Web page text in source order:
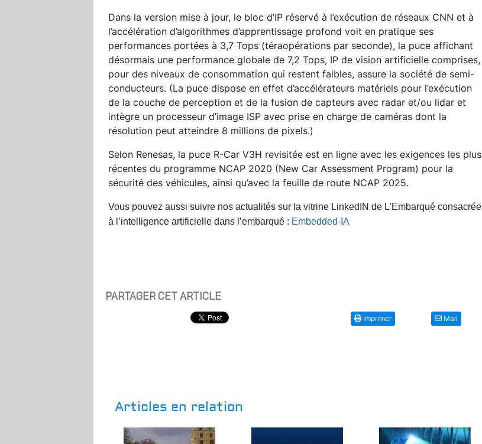
Dans la version mise à jour, le bloc d’IP réservé à l’exécution de réseaux CNN et à
l’accélération d’algorithmes d’apprentissage profond voit en pratique ses
performances portées à 3,7 Tops (téraopérations par seconde), la puce affichant
désormais une performance globale de 7,2 Tops, IP de vision artificielle comprises,
pour des niveaux de consommation qui restent faibles, assure la société de semi-
conducteurs. (La puce dispose en effet d’accélérateurs matériels pour l’exécution
de la couche de perception et de la fusion de capteurs avec radar et/ou lidar et
intègre un processeur d’image ISP avec prise en charge de caméras dont la
résolution peut atteindre 8 millions de pixels.)
Selon Renesas, la puce R-Car V3H revisitée est en ligne avec les exigences les plus
récentes du programme NCAP 2020 (New Car Assessment Program) pour la
sécurité des véhicules, ainsi qu’avec la feuille de route NCAP 2025.
Vous pouvez aussi suivre nos actualités sur la vitrine LinkedIN de L'Embarqué consacrée
à l’intelligence artificielle dans l’embarqué : Embedded-IA
PARTAGER CET ARTICLE
Imprimer Mail
Articles en relation